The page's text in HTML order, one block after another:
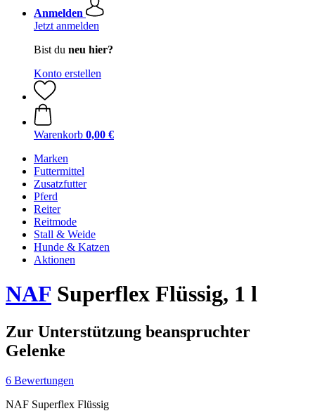
Anmelden
Jetzt anmelden
Bist du neu hier?
Konto erstellen
Warenkorb 0,00 €
Marken
Futtermittel
Zusatzfutter
Pferd
Reiter
Reitmode
Stall & Weide
Hunde & Katzen
Aktionen
NAF Superflex Flüssig, 1 l
Zur Unterstützung beanspruchter
Gelenke
6 Bewertungen
NAF Superflex Flüssig